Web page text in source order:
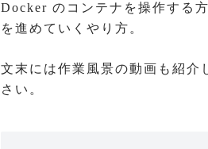
Docker のコンテナを操作する
を進めていくやり方。
文末には作業風景の動画も紹介
さい。